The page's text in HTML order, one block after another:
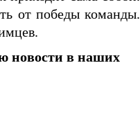
от победы команды.
новости в наших